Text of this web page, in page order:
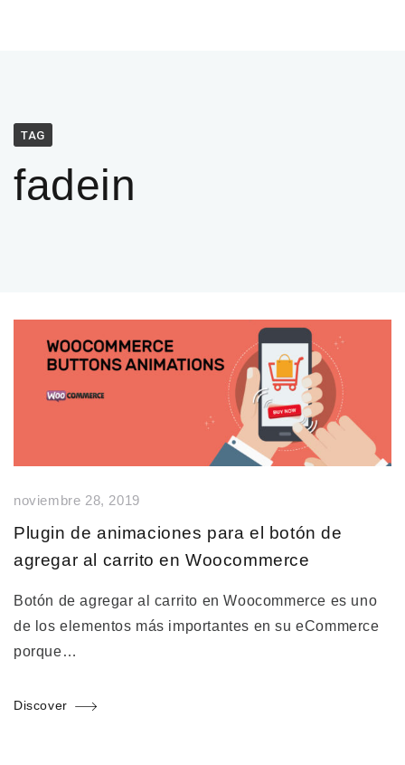
TAG
fadein
noviembre 28, 2019
Plugin de animaciones para el botón de
agregar al carrito en Woocommerce
Botón de agregar al carrito en Woocommerce es uno
de los elementos más importantes en su eCommerce
porque…
Discover